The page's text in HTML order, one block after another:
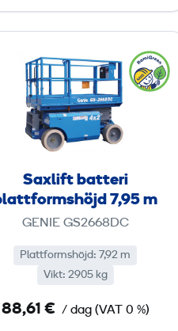
t
t
f
o
r
m
s
ö
j
d
,
m
a
x
l
t
b
t
e
Saxlift batteri
7,95 m
GENIE GS2668DC
Plattformshöjd: 7,92 m
Vikt: 2905 kg
88,61 € / dag (VAT 0 %)